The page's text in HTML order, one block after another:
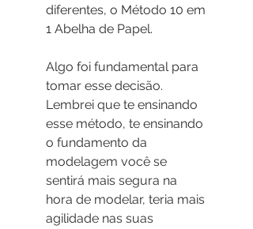
diferentes, o Método 10 em
1 Abelha de Papel.
Algo foi fundamental para
tomar esse decisão.
Lembrei que te ensinando
esse método, te ensinando
o fundamento da
modelagem você se
sentirá mais segura na
hora de modelar, teria mais
agilidade nas suas